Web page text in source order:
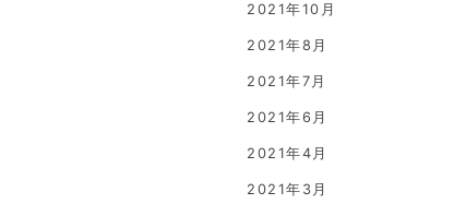
2021年10月
2021年8月
2021年7月
2021年6月
2021年4月
2021年3月